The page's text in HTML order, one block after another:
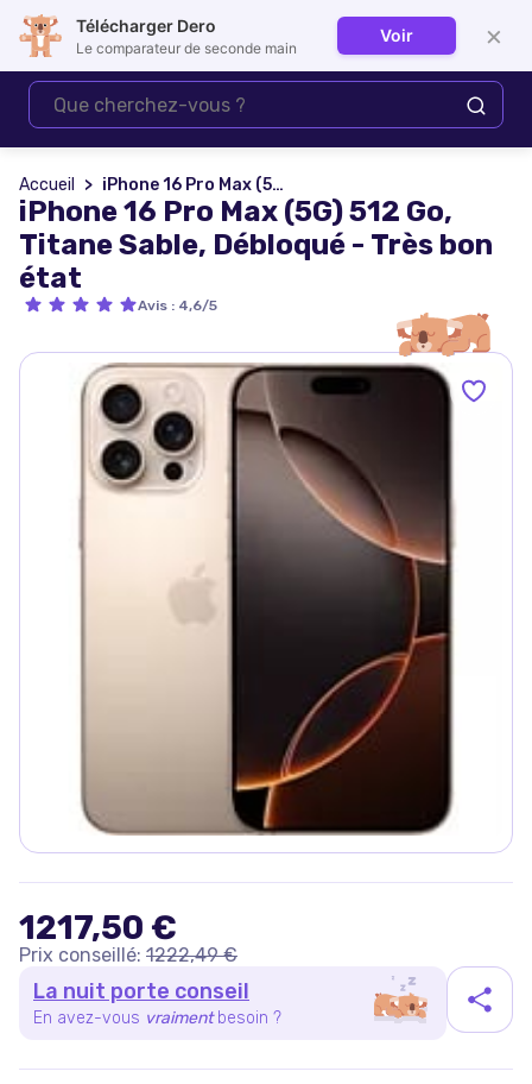
Se connecter
Accueil iPhone 16 Pro Max (5G) 512 Go, Titane Sable, Débloqué - Très bon état
iPhone 16 Pro Max (5G) 512 Go,
Titane Sable, Débloqué - Très bon
état
Avis : 4,6/5
1217,50 €
Prix conseillé: 1222,49 €
La nuit porte conseil
En avez-vous vraiment besoin ?
Télécharger Dero
Le comparateur de seconde main
Voir ×